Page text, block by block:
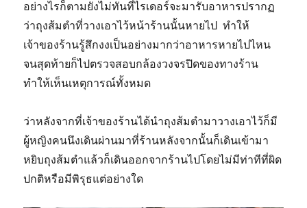
อย่างไรก็ตามยังไม่ทันที่ไรเดอร์จะมารับอาหารปรากฏ
ว่าถุงส้มตำที่วางเอาไว้หน้าร้านนั้นหายไป ทำให้
เจ้าของร้านรู้สึกงงเป็นอย่างมากว่าอาหารหายไปไหน
จนสุดท้ายก็ไปตรวจสอบกล้องวงจรปิดของทางร้าน
ทำให้เห็นเหตุการณ์ทั้งหมด
ว่าหลังจากที่เจ้าของร้านได้นำถุงส้มตำมาวางเอาไว้ก็มี
ผู้หญิงคนนึงเดินผ่านมาที่ร้านหลังจากนั้นก็เดินเข้ามา
หยิบถุงส้มตำแล้วก็เดินออกจากร้านไปโดยไม่มีท่าทีที่ผิด
ปกติหรือมีพิรุธแต่อย่างใด